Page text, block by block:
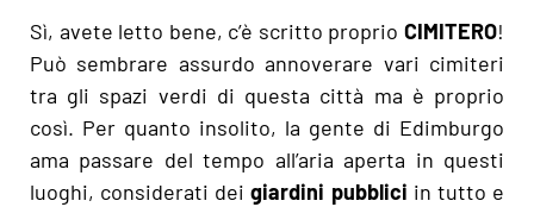
Sì, avete letto bene, c’è scritto proprio CIMITERO!
Può sembrare assurdo annoverare vari cimiteri
tra gli spazi verdi di questa città ma è proprio
così. Per quanto insolito, la gente di Edimburgo
ama passare del tempo all’aria aperta in questi
luoghi, considerati deigiardini pubblici in tutto e